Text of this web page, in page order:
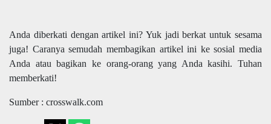
Anda diberkati dengan artikel ini? Yuk jadi berkat untuk sesama
juga! Caranya semudah membagikan artikel ini ke sosial media
Anda atau bagikan ke orang-orang yang Anda kasihi. Tuhan
memberkati!
Sumber : crosswalk.com